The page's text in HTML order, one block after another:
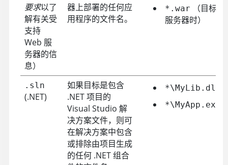
要求以了
解有关受
支持
Web 服
务器的信
息）
器上部署的任何应
用程序的文件名。
*.war
（目标
服务器时）
.sln
(.NET)
如果目标是包含
.NET 项目的
Visual Studio 解
决方案文件，则可
在解决方案中包含
或排除由项目生成
的任何 .NET 组合
*\MyLib.dll
*\MyApp.exe